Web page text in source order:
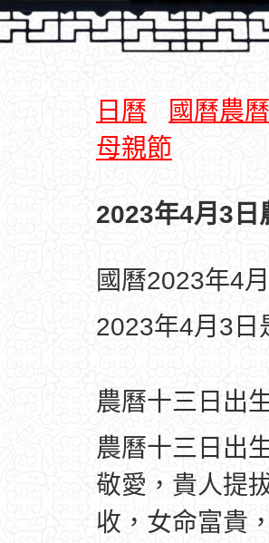
日曆 國曆農
母親節
2023年4月3日
國曆2023年4
2023年4月3日
農曆十三日出
農曆十三日出
敬愛，貴人提
收，女命富貴